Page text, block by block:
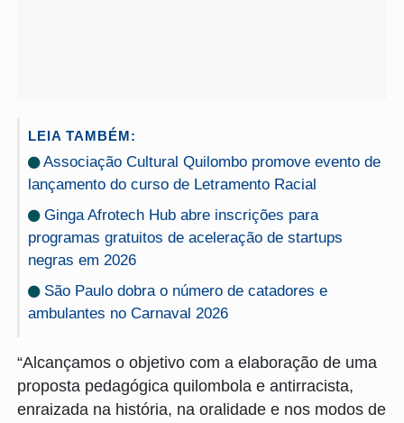
LEIA TAMBÉM:
Associação Cultural Quilombo promove evento de
lançamento do curso de Letramento Racial
Ginga Afrotech Hub abre inscrições para
programas gratuitos de aceleração de startups
negras em 2026
São Paulo dobra o número de catadores e
ambulantes no Carnaval 2026
“Alcançamos o objetivo com a elaboração de uma
proposta pedagógica quilombola e antirracista,
enraizada na história, na oralidade e nos modos de